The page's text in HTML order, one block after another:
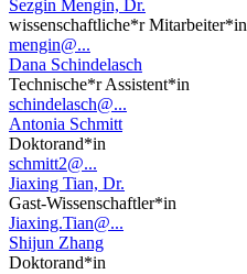
Sezgin Mengin, Dr.
wissenschaftliche*r Mitarbeiter*in
mengin@...
Dana Schindelasch
Technische*r Assistent*in
schindelasch@...
Antonia Schmitt
Doktorand*in
schmitt2@...
Jiaxing Tian, Dr.
Gast-Wissenschaftler*in
Jiaxing.Tian@...
Shijun Zhang
Doktorand*in